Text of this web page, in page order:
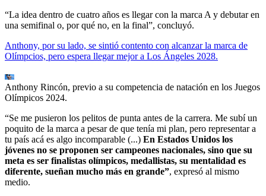
“La idea dentro de cuatro años es llegar con la marca A y debutar en
una semifinal o, por qué no, en la final”, concluyó.
Anthony, por su lado, se sintió contento con alcanzar la marca de
Olímpcios, pero espera llegar mejor a Los Ángeles 2028.
Anthony Rincón, previo a su competencia de natación en los Juegos
Olímpicos 2024.
“Se me pusieron los pelitos de punta antes de la carrera. Me subí un
poquito de la marca a pesar de que tenía mi plan, pero representar a
tu país acá es algo incomparable (...) En Estados Unidos los
jóvenes no se proponen ser campeones nacionales, sino que su
meta es ser finalistas olímpicos, medallistas, su mentalidad es
diferente, sueñan mucho más en grande”, expresó al mismo
medio.